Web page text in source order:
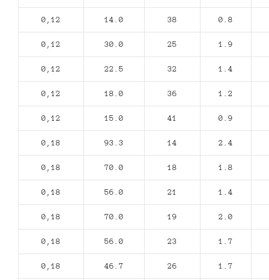
0,12 14.0 38 0.8
0,12 30.0 25 1.9
0,12 22.5 32 1.4
0,12 18.0 36 1.2
0,12 15.0 41 0.9
0,18 93.3 14 2.4
0,18 70.0 18 1.8
0,18 56.0 21 1.4
0,18 70.0 19 2.0
0,18 56.0 23 1.7
0,18 46.7 26 1.7